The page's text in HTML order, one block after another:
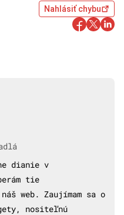
Nahlásiť chybu
dianie v
tie
web. Zaujímam sa o
nositeľnú